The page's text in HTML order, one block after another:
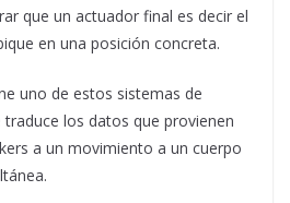
que un actuador final es decir el
en una posición concreta.
uno de estos sistemas de
los datos que provienen
a un movimiento a un cuerpo